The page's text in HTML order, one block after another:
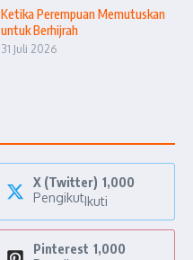
Ketika Perempuan Memutuskan
untuk Berhijrah
31 Juli 2026
X (Twitter) 1,000
PengikutIkuti
Pinterest 1,000